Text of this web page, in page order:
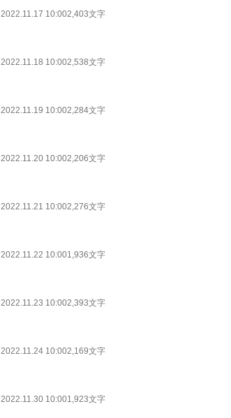
2022.11.17 10:002,403文字
2022.11.18 10:002,538文字
2022.11.19 10:002,284文字
2022.11.20 10:002,206文字
2022.11.21 10:002,276文字
2022.11.22 10:001,936文字
2022.11.23 10:002,393文字
2022.11.24 10:002,169文字
2022.11.30 10:001,923文字